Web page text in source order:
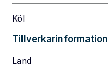
Köl
Tillverkarinformation
Land